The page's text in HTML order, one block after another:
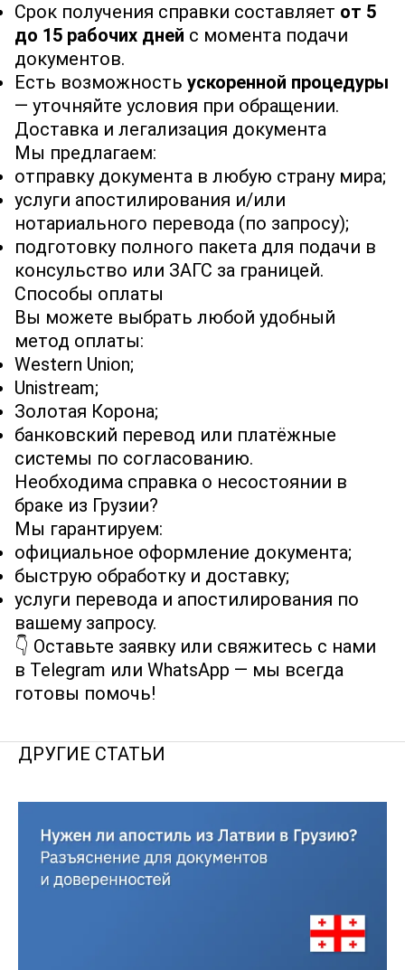
Срок получения справки составляет от 5
до 15 рабочих дней с момента подачи
документов.
Есть возможность ускоренной процедуры
— уточняйте условия при обращении.
Доставка и легализация документа
Мы предлагаем:
отправку документа в любую страну мира;
услуги апостилирования и/или
нотариального перевода (по запросу);
подготовку полного пакета для подачи в
консульство или ЗАГС за границей.
Способы оплаты
Вы можете выбрать любой удобный
метод оплаты:
Western Union;
Unistream;
Золотая Корона;
банковский перевод или платёжные
системы по согласованию.
Необходима справка о несостоянии в
браке из Грузии?
Мы гарантируем:
официальное оформление документа;
быструю обработку и доставку;
услуги перевода и апостилирования по
вашему запросу.
👇 Оставьте заявку или свяжитесь с нами
в Telegram или WhatsApp — мы всегда
готовы помочь!
ДРУГИЕ СТАТЬИ